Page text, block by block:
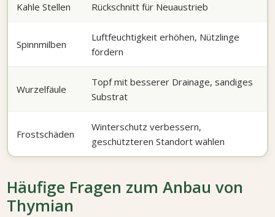
Kahle Stellen Rückschnitt für Neuaustrieb
Spinnmilben
Luftfeuchtigkeit erhöhen, Nützlinge
fördern
Wurzelfäule
Topf mit besserer Drainage, sandiges
Substrat
Frostschäden
Winterschutz verbessern,
geschützteren Standort wählen
Häufige Fragen zum Anbau von
Thymian